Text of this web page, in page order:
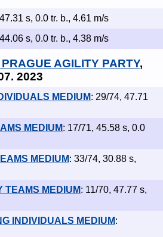
s, 0.0 tr. b., 4.61 m/s
s, 0.0 tr. b., 4.38 m/s
AGILITY PARTY,
2023
MEDIUM: 29/74, 47.71
MEDIUM: 17/71, 45.58 s, 0.0
MEDIUM: 33/74, 30.88 s,
TEAMS MEDIUM: 11/70, 47.77 s,
INDIVIDUALS MEDIUM: